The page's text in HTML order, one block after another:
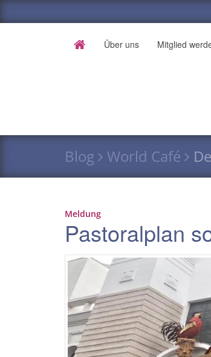
Über uns Mitglied
Blog World Café
Meldung
Pastoralplan